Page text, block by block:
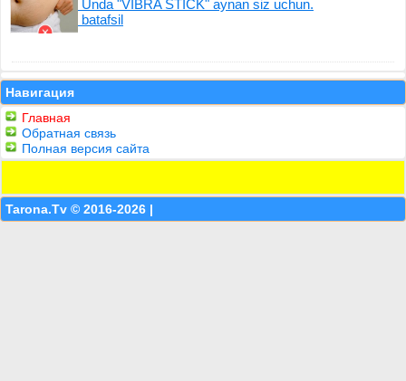
Unda "VIBRA STICK" aynan siz uchun.
batafsil
Навигация
Главная
Обратная связь
Полная версия сайта
Tarona.Tv © 2016-2026 |